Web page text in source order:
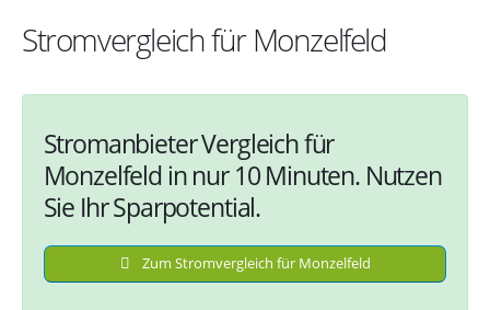
Stromvergleich für Monzelfeld
Stromanbieter Vergleich für
Monzelfeld in nur 10 Minuten. Nutzen
Sie Ihr Sparpotential.
Zum Stromvergleich für Monzelfeld